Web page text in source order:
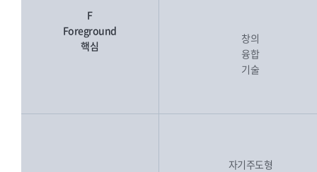
F
Foreground
핵심
창의
융합
기술
자기주도형